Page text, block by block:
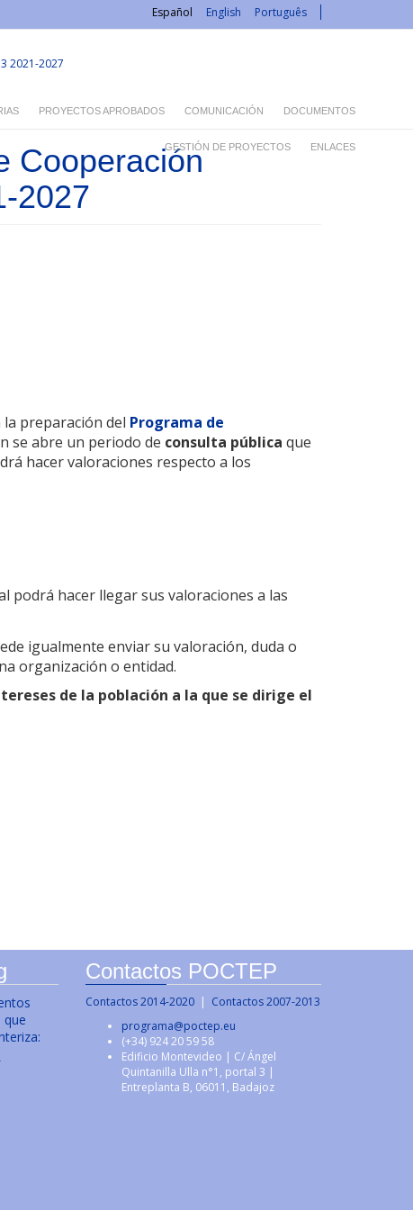
Español English Português
PROYECTOS APROBADOS COMUNICACIÓN DOCUMENTOS
GESTIÓN DE PROYECTOS ENLACES
2021-2027
Cooperación
2027
preparación del Programa de
se abre un periodo de consulta pública que
hacer valoraciones respecto a los
podrá hacer llegar sus valoraciones a las
igualmente enviar su valoración, duda o
organización o entidad.
de la población a la que se dirige el
que
Contactos POCTEP
Contactos 2014-2020| Contactos 2007-2013
programa@poctep.eu
(+34) 924 20 59 58
Edificio Montevideo | C/ Ángel
Quintanilla Ulla n°1, portal 3 |
Entreplanta B, 06011, Badajoz